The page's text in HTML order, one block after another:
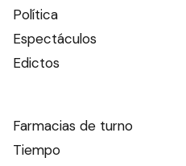
Política
Espectáculos
Edictos
Farmacias de turno
Tiempo